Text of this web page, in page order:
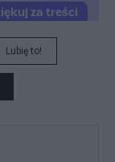
Lubię to!